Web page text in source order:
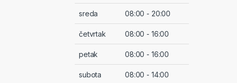
sreda 08:00 - 20:00
četvrtak 08:00 - 16:00
petak 08:00 - 16:00
subota 08:00 - 14:00